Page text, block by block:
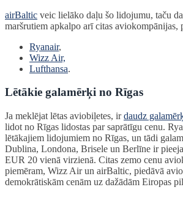
airBaltic veic lielāko daļu šo lidojumu, taču
maršrutiem apkalpo arī citas aviokompānijas,
Ryanair,
Wizz Air,
Lufthansa.
Lētākie galamērķi no Rīgas
Ja meklējat lētas aviobiļetes, irdaudz
lidot no Rīgas lidostas par saprātīgu cenu.
lētākajiem lidojumiem no Rīgas, un tādi
Dublina, Londona, Brisele un Berlīne ir
EUR 20 vienā virzienā. Citas zemo cenu
piemēram, Wizz Air un airBaltic, piedāvā
demokrātiskām cenām uz dažādām Eiropas